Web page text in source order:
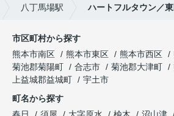
八丁馬場駅 ハートフルタウン／
市区町村から探す
熊本市南区
熊本市東区 熊本市西区
菊池郡菊陽町
合志市 菊池郡大津町
上益城郡益城町
宇土市
町名から探す